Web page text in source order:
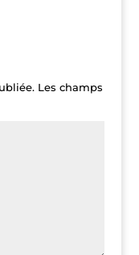
Les champs